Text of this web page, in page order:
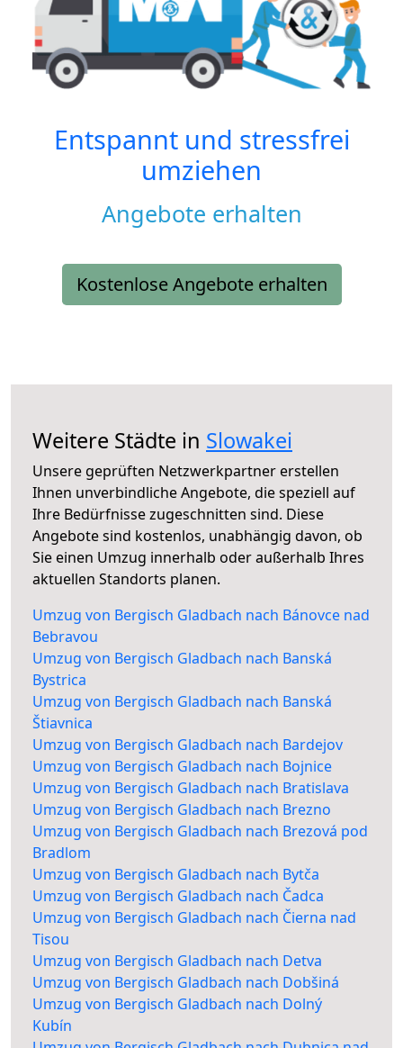
Entspannt und stressfrei
umziehen
Angebote erhalten
Kostenlose Angebote erhalten
Weitere Städte in Slowakei
Unsere geprüften Netzwerkpartner erstellen
Ihnen unverbindliche Angebote, die speziell auf
Ihre Bedürfnisse zugeschnitten sind. Diese
Angebote sind kostenlos, unabhängig davon, ob
Sie einen Umzug innerhalb oder außerhalb Ihres
aktuellen Standorts planen.
Umzug von Bergisch Gladbach nach Bánovce nad
Bebravou
Umzug von Bergisch Gladbach nach Banská
Bystrica
Umzug von Bergisch Gladbach nach Banská
Štiavnica
Umzug von Bergisch Gladbach nach Bardejov
Umzug von Bergisch Gladbach nach Bojnice
Umzug von Bergisch Gladbach nach Bratislava
Umzug von Bergisch Gladbach nach Brezno
Umzug von Bergisch Gladbach nach Brezová pod
Bradlom
Umzug von Bergisch Gladbach nach Bytča
Umzug von Bergisch Gladbach nach Čadca
Umzug von Bergisch Gladbach nach Čierna nad
Tisou
Umzug von Bergisch Gladbach nach Detva
Umzug von Bergisch Gladbach nach Dobšiná
Umzug von Bergisch Gladbach nach Dolný
Kubín